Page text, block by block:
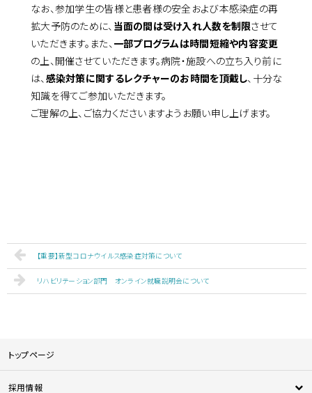
なお、参加学生の皆様と患者様の安全および本感染症の再
拡大予防のために、 当面の間は受け入れ人数を制限させて
いただきます。また、一部プログラムは時間短縮や内容変更
の上、開催させていただきます。病院・施設への立ち入り前に
は、感染対策に関するレクチャーのお時間を頂戴し、十分な
知識を得てご参加いただきます。
ご理解の上、ご協力くださいますようお願い申し上げます。
【重要】新型コロナウイルス感染症対策について
リハビリテーション部門 オンライン就職説明会について
トップページ
採用情報